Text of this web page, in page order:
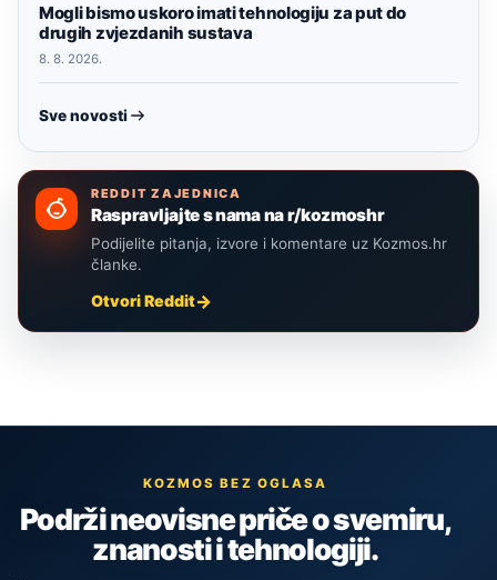
Mogli bismo uskoro imati tehnologiju za put do
drugih zvjezdanih sustava
8. 8. 2026.
Sve novosti
REDDIT ZAJEDNICA
Raspravljajte s nama na r/kozmoshr
Podijelite pitanja, izvore i komentare uz Kozmos.hr
članke.
Otvori Reddit
KOZMOS BEZ OGLASA
Podrži neovisne priče o svemiru,
znanosti i tehnologiji.